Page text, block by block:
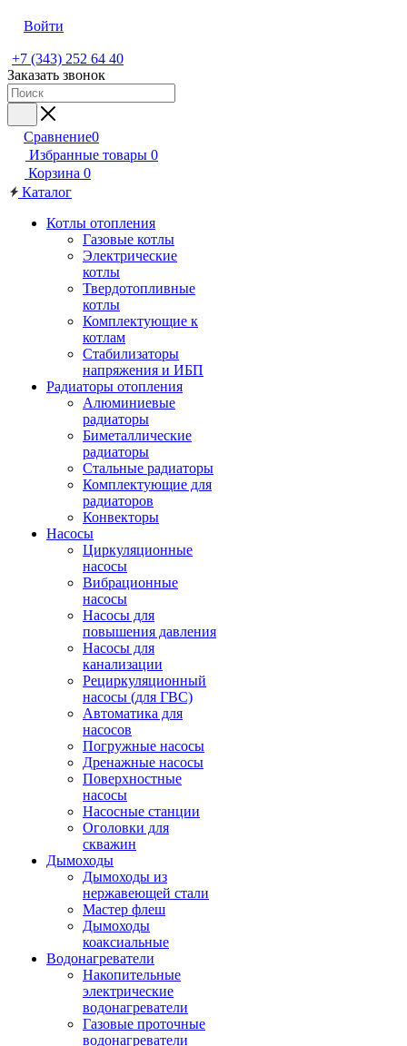
Войти
+7 (343) 252 64 40
Заказать звонок
Сравнение0
Избранные товары 0
Корзина 0
Каталог
Котлы отопления
Газовые котлы
Электрические
котлы
Твердотопливные
котлы
Комплектующие к
котлам
Стабилизаторы
напряжения и ИБП
Радиаторы отопления
Алюминиевые
радиаторы
Биметаллические
радиаторы
Стальные радиаторы
Комплектующие для
радиаторов
Конвекторы
Насосы
Циркуляционные
насосы
Вибрационные
насосы
Насосы для
повышения давления
Насосы для
канализации
Рециркуляционный
насосы (для ГВС)
Автоматика для
насосов
Погружные насосы
Дренажные насосы
Поверхностные
насосы
Насосные станции
Оголовки для
скважин
Дымоходы
Дымоходы из
нержавеющей стали
Мастер флеш
Дымоходы
коаксиальные
Водонагреватели
Накопительные
электрические
водонагреватели
Газовые проточные
водонагреватели